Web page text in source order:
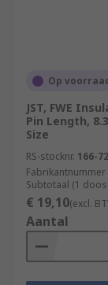
Op
JST, FWE
Pin Length,
Size
RS-stocknr. 166-
Fabrikantnummer
Subtotaal (1
€ 19,10(excl.
Aantal